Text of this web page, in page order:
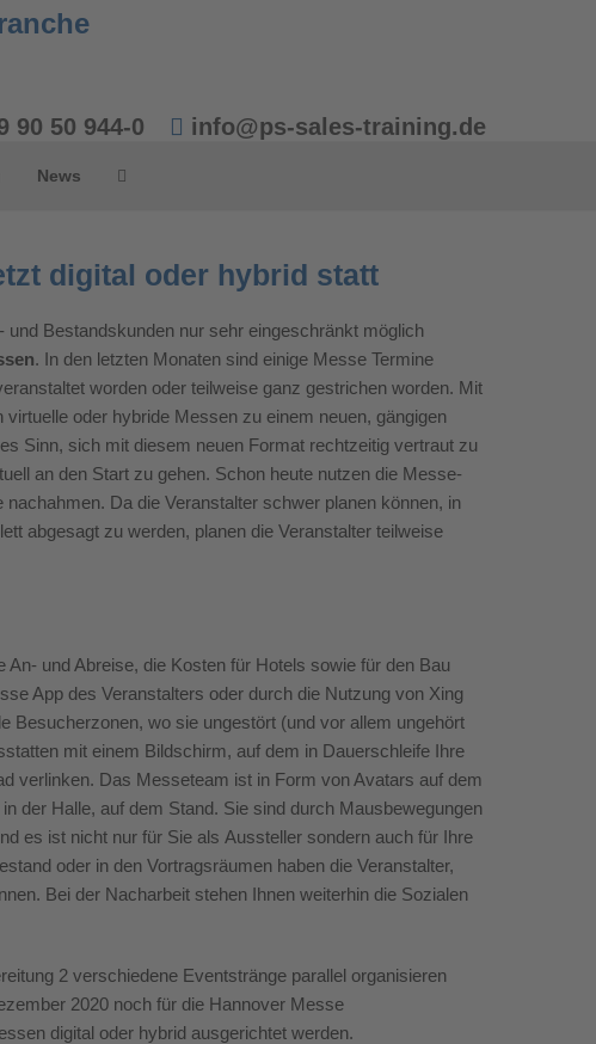
90 50 944-0 info@ps-sales-training.de
News
digital oder hybrid statt
Bestandskunden nur sehr eingeschränkt möglich
. In den letzten Monaten sind einige Messe Termine
worden oder teilweise ganz gestrichen worden. Mit
oder hybride Messen zu einem neuen, gängigen
Sinn, sich mit diesem neuen Format rechtzeitig vertraut zu
an den Start zu gehen. Schon heute nutzen die Messe-
Da die Veranstalter schwer planen können, in
abgesagt zu werden, planen die Veranstalter teilweise
An- und Abreise, die Kosten für Hotels sowie für den Bau
App des Veranstalters oder durch die Nutzung von Xing
Besucherzonen, wo sie ungestört (und vor allem ungehört
mit einem Bildschirm, auf dem in Dauerschleife Ihre
verlinken. Das Messeteam ist in Form von Avatars auf dem
der Halle, auf dem Stand. Sie sind durch Mausbewegungen
es ist nicht nur für Sie als Aussteller sondern auch für Ihre
oder in den Vortragsräumen haben die Veranstalter,
Bei der Nacharbeit stehen Ihnen weiterhin die Sozialen
2 verschiedene Eventstränge parallel organisieren
2020 noch für die Hannover Messe
digital oder hybrid ausgerichtet werden.